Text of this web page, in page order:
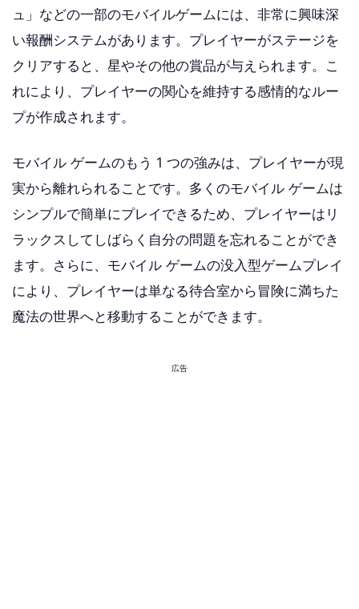
ュ」などの一部のモバイルゲームには、非常に興味深
い報酬システムがあります。プレイヤーがステージを
クリアすると、星やその他の賞品が与えられます。こ
れにより、プレイヤーの関心を維持する感情的なルー
プが作成されます。
モバイル ゲームのもう 1 つの強みは、プレイヤーが現
実から離れられることです。多くのモバイル ゲームは
シンプルで簡単にプレイできるため、プレイヤーはリ
ラックスしてしばらく自分の問題を忘れることができ
ます。さらに、モバイル ゲームの没入型ゲームプレイ
により、プレイヤーは単なる待合室から冒険に満ちた
魔法の世界へと移動することができます。
広告